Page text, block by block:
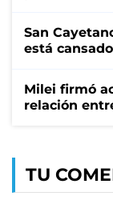
San
está
Milei firmó
relación
TU